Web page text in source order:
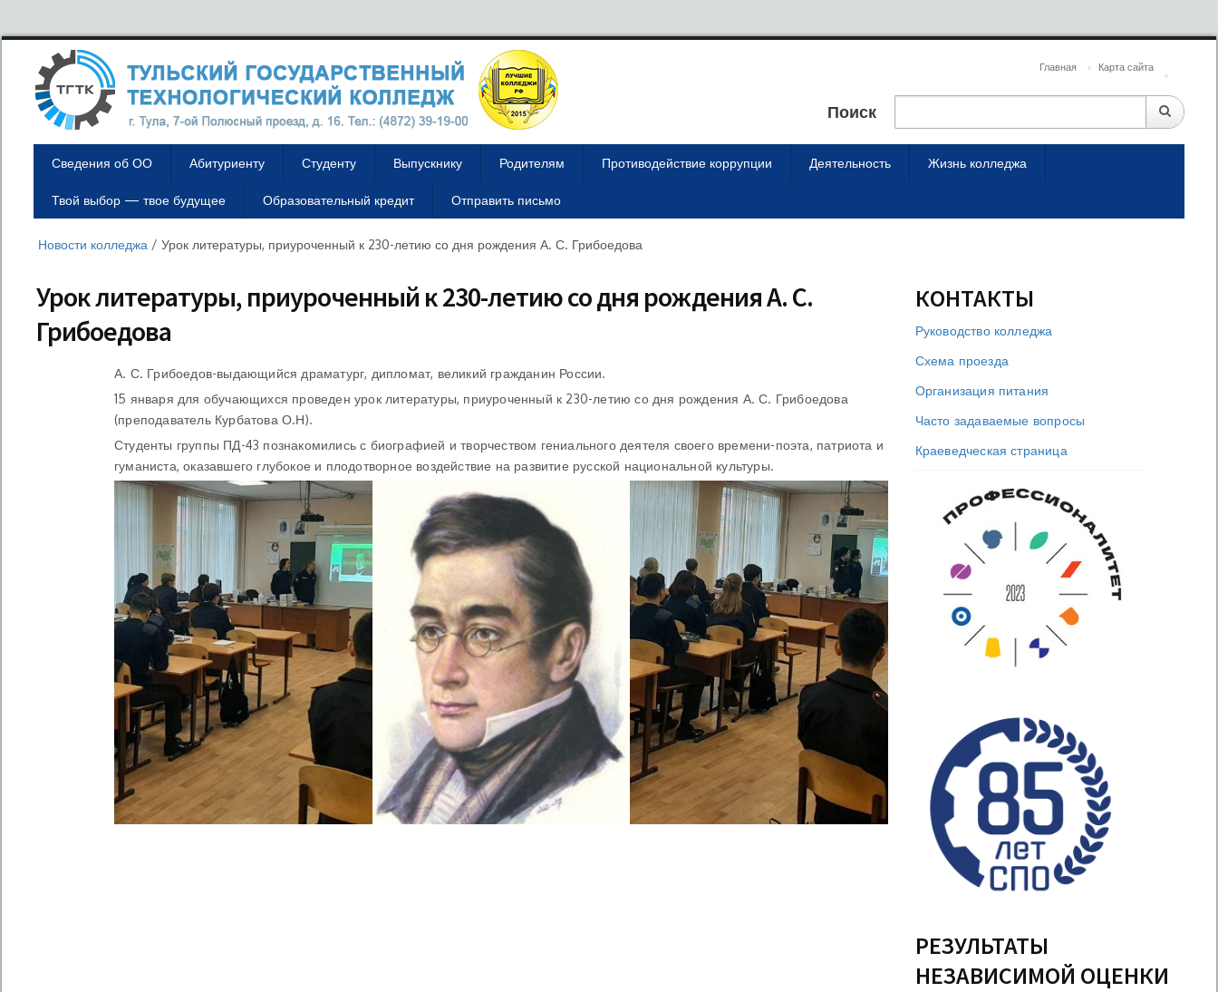
Главная Карта сайта
Поиск
Сведения об ОО Абитуриенту Студенту Выпускнику Родителям Противодействие коррупции Деятельность Жизнь колледжа
Твой выбор — твое будущее Образовательный кредит Отправить письмо
Новости колледжа / Урок литературы, приуроченный к 230-летию со дня рождения А. С. Грибоедова
Урок литературы, приуроченный к 230-летию со дня рождения А. С.
Грибоедова
А. С. Грибоедов-выдающийся драматург, дипломат, великий гражданин России.
15 января для обучающихся проведен урок литературы, приуроченный к 230-летию со дня рождения А. С. Грибоедова
(преподаватель Курбатова О.Н).
Студенты группы ПД-43 познакомились с биографией и творчеством гениального деятеля своего времени-поэта, патриота и
гуманиста, оказавшего глубокое и плодотворное воздействие на развитие русской национальной культуры.
КОНТАКТЫ
Руководство колледжа
Схема проезда
Организация питания
Часто задаваемые вопросы
Краеведческая страница
РЕЗУЛЬТАТЫ
НЕЗАВИСИМОЙ ОЦЕНКИ